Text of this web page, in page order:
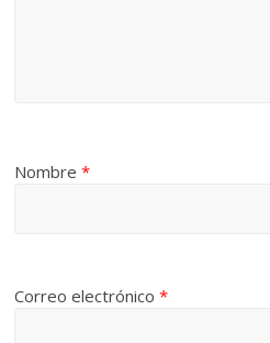
Nombre*
Correo electrónico*